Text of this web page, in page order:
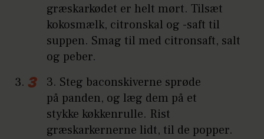
græskarkødet er helt mørt. Tilsæt
kokosmælk, citronskal og -saft til
suppen. Smag til med citronsaft, salt
og peber.
3. Steg baconskiverne sprøde
på panden, og læg dem på et
stykke køkkenrulle. Rist
græskarkernerne lidt, til de popper.